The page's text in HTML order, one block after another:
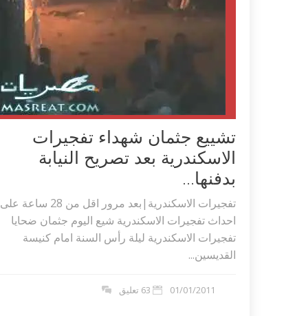
تشييع جثمان شهداء تفجيرات
الاسكندرية بعد تصريح النيابة
بدفنها...
تفجيرات الاسكندرية|بعد مرور اقل من 28 ساعة على
احداث تفجيرات الاسكندرية شيع اليوم جثمان ضحايا
تفجيرات الاسكندرية ليلة رأس السنة امام كنيسة
القديسين...
01/01/2011 63 تعليق